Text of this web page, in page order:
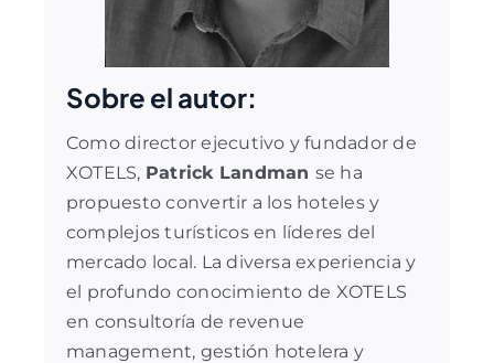
Sobre el autor:
Como director ejecutivo y fundador de
XOTELS, Patrick Landman se ha
propuesto convertir a los hoteles y
complejos turísticos en líderes del
mercado local. La diversa experiencia y
el profundo conocimiento de XOTELS
en consultoría de revenue
management, gestión hotelera y